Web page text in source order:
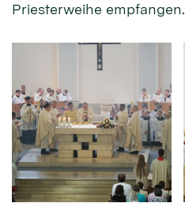
Priesterweihe empfangen.